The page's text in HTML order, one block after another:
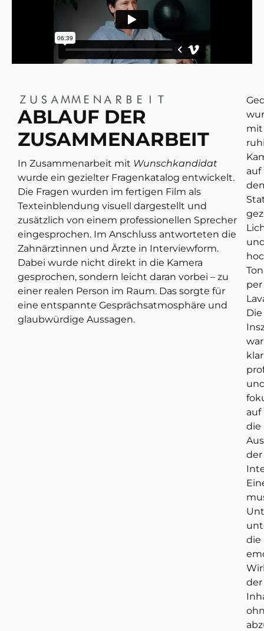
ZUSAMMENARBEIT
ABLAUF DER
ZUSAMMENARBEIT
In Zusammenarbeit mit Wunschkandidat
wurde ein gezielter Fragenkatalog entwickelt.
Die Fragen wurden im fertigen Film als
Texteinblendung visuell dargestellt und
zusätzlich von einem professionellen Sprecher
eingesprochen. Im Anschluss antworteten die
Zahnärztinnen und Ärzte in Interviewform.
Dabei wurde nicht direkt in die Kamera
gesprochen, sondern leicht daran vorbei – zu
einer realen Person im Raum. Das sorgte für
eine entspannte Gesprächsatmosphäre und
glaubwürdige Aussagen.
mit
auf
per
Die
war
auf
die
der
die
der